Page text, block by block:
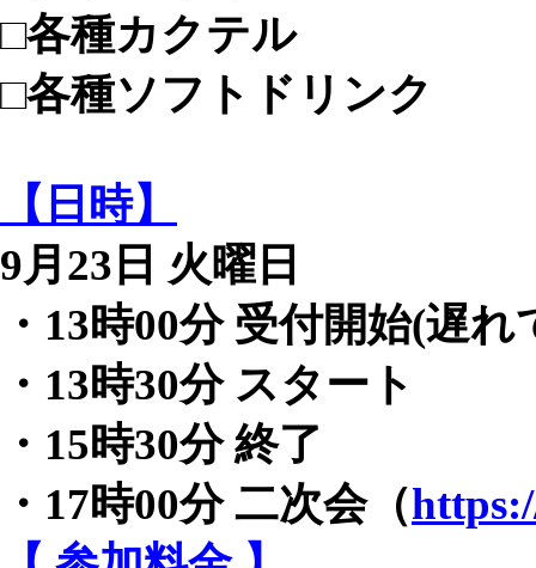
□各種カクテル
□各種ソフトドリンク
【日時】
9月23日 火曜日
・13時00分 受付開始(遅
・13時30分 スタート
・15時30分 終了
・17時00分 二次会（